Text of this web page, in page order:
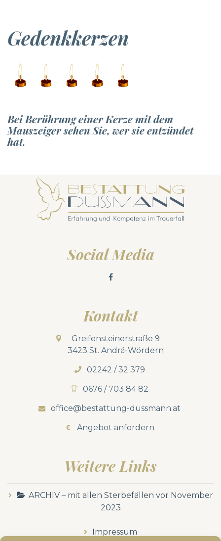
Gedenkkerzen
Bei Berührung einer Kerze mit dem
Mauszeiger sehen Sie, wer sie entzündet
hat.
Social Media
Kontakt
Greifensteinerstraße 9
3423 St. Andrä-Wördern
02242 / 32 379
0676 / 703 84 82
office@bestattung-dussmann.at
Angebot anfordern
Weitere Links
ARCHIV – mit allen Sterbefällen vor November
2023
Impressum